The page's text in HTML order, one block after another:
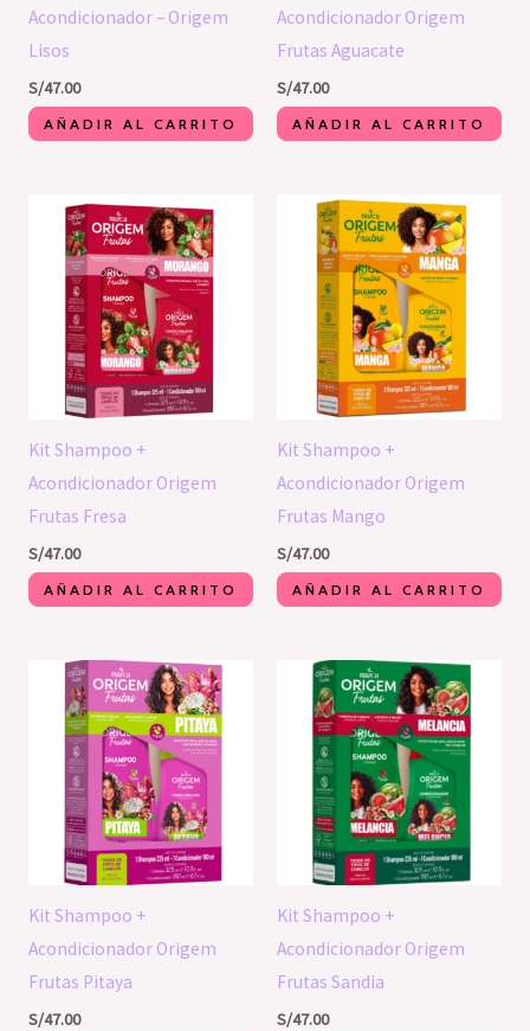
Acondicionador – Origem
Lisos
S/47.00
AÑADIR AL CARRITO
Acondicionador Origem
Frutas Aguacate
S/47.00
AÑADIR AL CARRITO
Kit Shampoo +
Acondicionador Origem
Frutas Fresa
S/47.00
AÑADIR AL CARRITO
Kit Shampoo +
Acondicionador Origem
Frutas Mango
S/47.00
AÑADIR AL CARRITO
Kit Shampoo +
Acondicionador Origem
Frutas Pitaya
S/47.00
Kit Shampoo +
Acondicionador Origem
Frutas Sandia
S/47.00